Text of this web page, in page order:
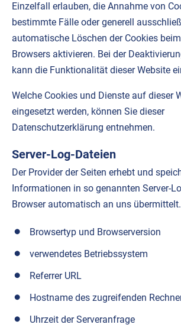
Einzelfall erlauben, die Annahme von
bestimmte Fälle oder generell
automatische Löschen der Cookies
Browsers aktivieren. Bei der
kann die Funktionalität dieser Website
Welche Cookies und Dienste auf dieser
eingesetzt werden, können Sie dieser
Datenschutzerklärung entnehmen.
Server-Log-Dateien
Der Provider der Seiten erhebt und
Informationen in so genannten Server-
Browser automatisch an uns
Browsertyp und Browserversion
verwendetes Betriebssystem
Referrer URL
Hostname des zugreifenden
Uhrzeit der Serveranfrage